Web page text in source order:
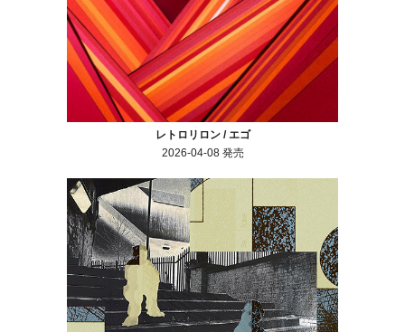
レトロリロン / エゴ
2026-04-08 発売